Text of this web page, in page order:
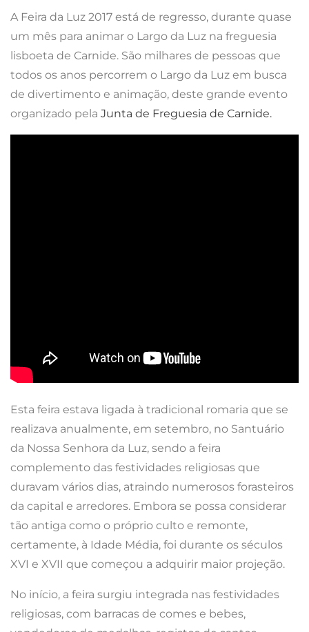
A Feira da Luz 2017 está de regresso, durante quase
um mês para animar o Largo da Luz na freguesia
lisboeta de Carnide. São milhares de pessoas que
todos os anos percorrem o Largo da Luz em busca
de divertimento e animação, deste grande evento
organizado pela Junta de Freguesia de Carnide.
Esta feira estava ligada à tradicional romaria que se
realizava anualmente, em setembro, no Santuário
da Nossa Senhora da Luz, sendo a feira
complemento das festividades religiosas que
duravam vários dias, atraindo numerosos forasteiros
da capital e arredores. Embora se possa considerar
tão antiga como o próprio culto e remonte,
certamente, à Idade Média, foi durante os séculos
XVI e XVII que começou a adquirir maior projeção.
No início, a feira surgiu integrada nas festividades
religiosas, com barracas de comes e bebes,